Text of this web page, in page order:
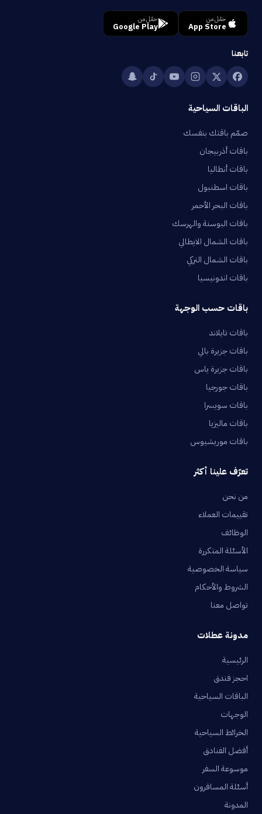
حمّل من
App Store
حمّل من
Google Play
تابعنا
الباقات السياحية
صمّم باقتك بنفسك
باقات أذربيجان
باقات أنطاليا
باقات اسطنبول
باقات البحر الأحمر
باقات البوسنة والهرسك
باقات الشمال الايطالي
باقات الشمال التركي
باقات اندونيسيا
باقات حسب الوجهة
باقات تايلاند
باقات جزيرة بالي
باقات جزيرة ياس
باقات جورجيا
باقات سويسرا
باقات ماليزيا
باقات موريشيوس
تعرّف علينا أكثر
من نحن
تقييمات العملاء
الوظائف
الأسئلة المتكررة
سياسة الخصوصية
الشروط والأحكام
تواصل معنا
مدونة عطلات
الرئيسية
احجز فندق
الباقات السياحية
الوجهات
الخرائط السياحية
أفضل الفنادق
موسوعة السفر
أسئلة المسافرون
المدونة